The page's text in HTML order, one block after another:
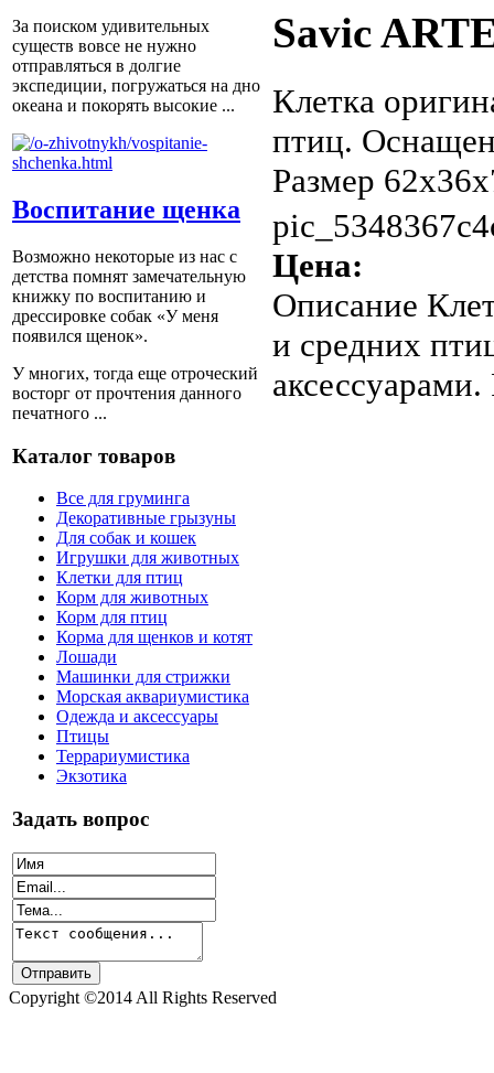
За поиском удивительных
существ вовсе не нужно
отправляться в долгие
экспедиции, погружаться на дно
океана и покорять высокие ...
Воспитание щенка
Возможно некоторые из нас с
детства помнят замечательную
книжку по воспитанию и
дрессировке собак «У меня
появился щенок».
У многих, тогда еще отроческий
восторг от прочтения данного
печатного ...
Каталог товаров
Все для груминга
Декоративные грызуны
Для собак и кошек
Игрушки для животных
Клетки для птиц
Корм для животных
Корм для птиц
Корма для щенков и котят
Лошади
Машинки для стрижки
Морская аквариумистика
Одежда и аксессуары
Птицы
Террариумистика
Экзотика
Задать вопрос
Savic
Клетка
птиц.
Размер
Цена:
Описание
и средних
Copyright ©2014 All Rights Reserved